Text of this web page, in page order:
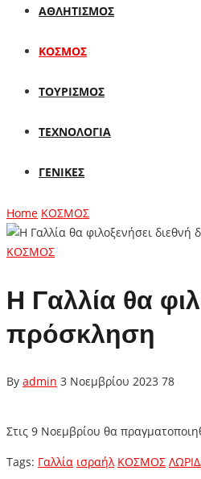
ΑΘΛΗΤΙΣΜΟΣ
ΚΟΣΜΟΣ
ΤΟΥΡΙΣΜΟΣ
ΤΕΧΝΟΛΟΓΙΑ
ΓΕΝΙΚΕΣ
Home ΚΟΣΜΟΣ
ΚΟΣΜΟΣ
Η Γαλλία θα
πρόσκληση
By admin 3 Νοεμβρίου 2023 78
Στις 9 Νοεμβρίου θα
Tags: Γαλλία ισραήλ ΚΟΣΜΟΣ